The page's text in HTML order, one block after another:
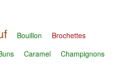
Bouillon
Brochettes
Caramel Champignons